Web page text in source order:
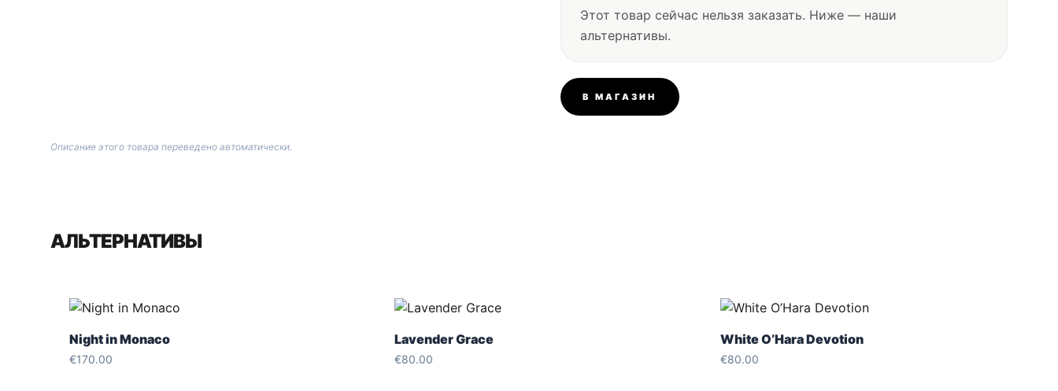
Этот товар сейчас нельзя заказать. Ниже — наши
альтернативы.
В МАГАЗИН
Описание этого товара переведено автоматически.
АЛЬТЕРНАТИВЫ
Night in Monaco
€170.00
Lavender Grace
€80.00
White O’Hara Devotion
€80.00